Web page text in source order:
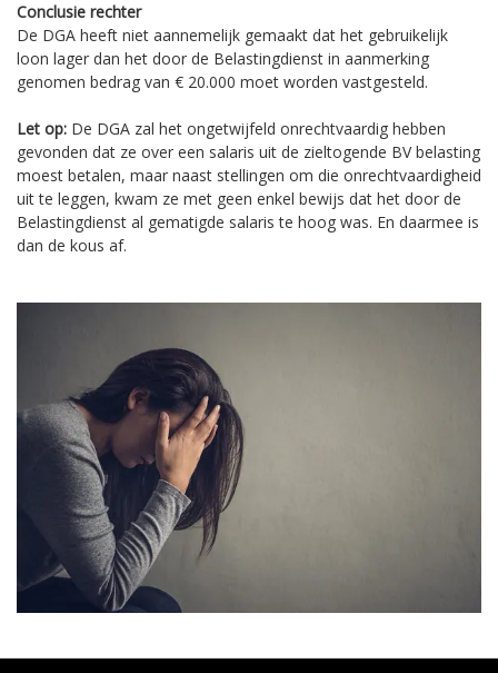
Conclusie rechter
De DGA heeft niet aannemelijk gemaakt dat het gebruikelijk
loon lager dan het door de Belastingdienst in aanmerking
genomen bedrag van € 20.000 moet worden vastgesteld.
Let op: De DGA zal het ongetwijfeld onrechtvaardig hebben
gevonden dat ze over een salaris uit de zieltogende BV belasting
moest betalen, maar naast stellingen om die onrechtvaardigheid
uit te leggen, kwam ze met geen enkel bewijs dat het door de
Belastingdienst al gematigde salaris te hoog was. En daarmee is
dan de kous af.